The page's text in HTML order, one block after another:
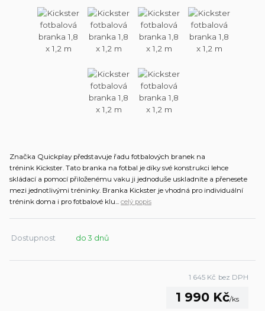
Značka Quickplay představuje řadu fotbalových branek na
trénink Kickster. Tato branka na fotbal je díky své konstrukci lehce
skládací a pomocí přiloženému vaku ji jednoduše uskladníte a přenesete
mezi jednotlivými tréninky. Branka Kickster je vhodná pro individuální
trénink doma i pro fotbalové klu... celý popis
Dostupnost do 3 dnů
1 990 Kč/ks
1 645 Kč bez DPH